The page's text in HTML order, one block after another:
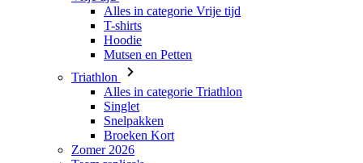
Triathlon
Alles in categorie Triathlon
Singlet
Snelpakken
Broeken Kort
Zomer 2026
Team replica's
Speciale edities
Opruiming
Waardebonnen